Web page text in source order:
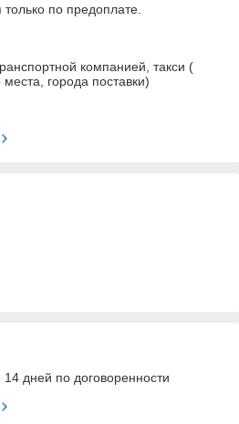
по предоплате.
компанией, такси (
города поставки)
14 дней по договоренности